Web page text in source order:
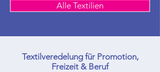
Alle Textilien
Textilveredelung für Promotion,
Freizeit & Beruf